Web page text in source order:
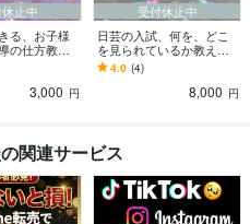
止中
る、お子様
の仕方教え
要なのに、
お子様に困
様へ！3,000 円
受付休止中
日芸の入試、何を、どこ
を見られているか教えま
す 日芸に受かる人の共通
項、教授がチェックして
4.0 (4)
8,000 円
関連サービス